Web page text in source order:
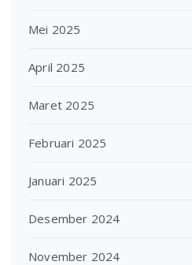
Mei 2025
April 2025
Maret 2025
Februari 2025
Januari 2025
Desember 2024
November 2024